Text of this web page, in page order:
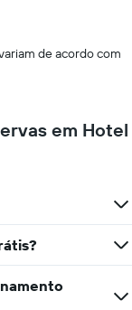
de acordo com
em Hotel